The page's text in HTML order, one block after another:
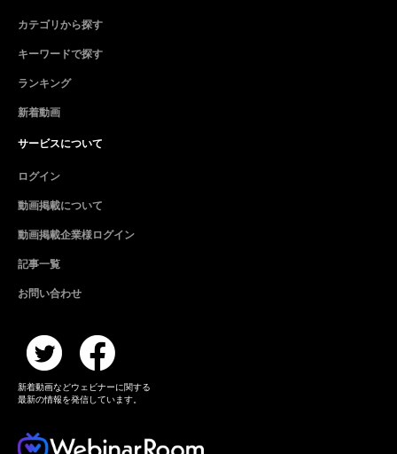
カテゴリから探す
キーワードで探す
ランキング
新着動画
サービスについて
ログイン
動画掲載について
動画掲載企業様ログイン
記事一覧
お問い合わせ
新着動画などウェビナーに関する
最新の情報を発信しています。